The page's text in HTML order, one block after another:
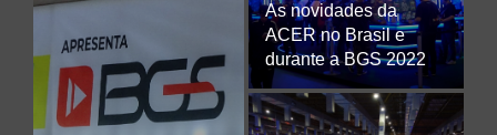
As novidades da
ACER no Brasil e
durante a BGS 2022